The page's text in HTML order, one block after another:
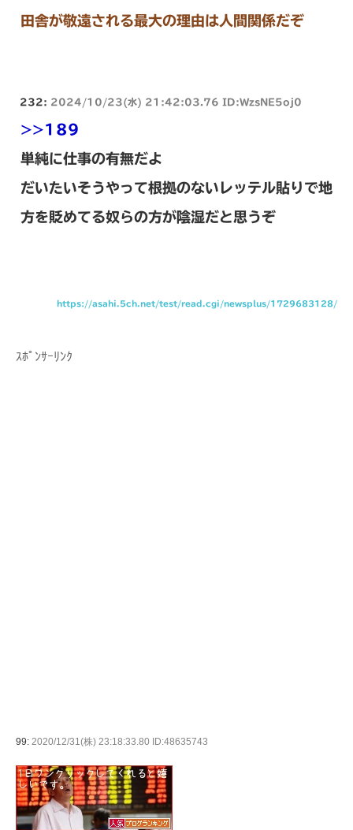
田舎が敬遠される最大の理由は人間関係だぞ
232: 2024/10/23(水) 21:42:03.76 ID:WzsNE5oj0
>>189
単純に仕事の有無だよ
だいたいそうやって根拠のないレッテル貼りで地
方を貶めてる奴らの方が陰湿だと思うぞ
https://asahi.5ch.net/test/read.cgi/newsplus/1729683128/
ｽﾎﾟﾝｻｰﾘﾝｸ
99: 2020/12/31(株) 23:18:33.80 ID:48635743